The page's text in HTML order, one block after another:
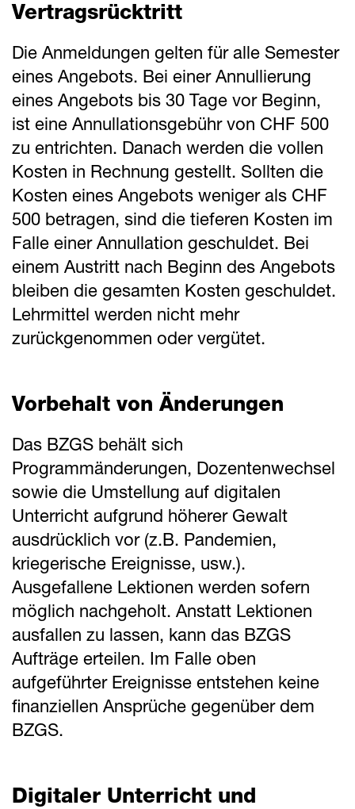
Vertragsrücktritt
Die Anmeldungen gelten für alle Semester
eines Angebots. Bei einer Annullierung
eines Angebots bis 30 Tage vor Beginn,
ist eine Annullationsgebühr von CHF 500
zu entrichten. Danach werden die vollen
Kosten in Rechnung gestellt. Sollten die
Kosten eines Angebots weniger als CHF
500 betragen, sind die tieferen Kosten im
Falle einer Annullation geschuldet. Bei
einem Austritt nach Beginn des Angebots
bleiben die gesamten Kosten geschuldet.
Lehrmittel werden nicht mehr
zurückgenommen oder vergütet.
Vorbehalt von Änderungen
Das BZGS behält sich
Programmänderungen, Dozentenwechsel
sowie die Umstellung auf digitalen
Unterricht aufgrund höherer Gewalt
ausdrücklich vor (z.B. Pandemien,
kriegerische Ereignisse, usw.).
Ausgefallene Lektionen werden sofern
möglich nachgeholt. Anstatt Lektionen
ausfallen zu lassen, kann das BZGS
Aufträge erteilen. Im Falle oben
aufgeführter Ereignisse entstehen keine
finanziellen Ansprüche gegenüber dem
BZGS.
Digitaler Unterricht und